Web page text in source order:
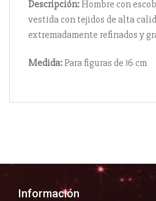
Descripción: Hombre con
vestida con tejidos de alta
extremadamente refinados y
Medida: Para figuras de 16 cm
Información